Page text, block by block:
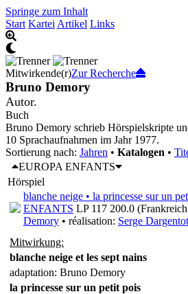
Springe zum Inhalt
Start Kartei Artikel Links
Mitwirkende(r)Zur Recherche
Bruno Demory
Autor.
Buch
Bruno Demory schrieb Hörspielskripte
10 Sprachaufnahmen im Jahr 1977.
Sortierung nach: Jahren • Katalogen •
EUROPA ENFANTS
Hörspiel
blanche neige • la princesse sur un
ENFANTS LP 117 200.0 (Frankreich
Demory • réalisation: Serge Dargentot
Mitwirkung:
blanche neige et les sept nains
adaptation: Bruno Demory
la princesse sur un petit pois